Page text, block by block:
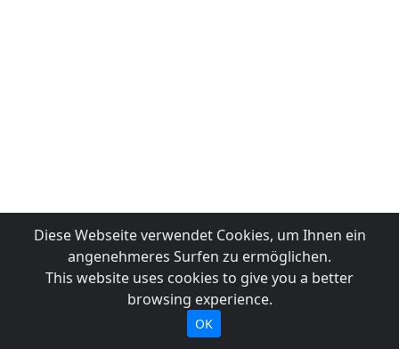
Diese Webseite verwendet Cookies, um Ihnen ein
angenehmeres Surfen zu ermöglichen.
This website uses cookies to give you a better
browsing experience.
OK